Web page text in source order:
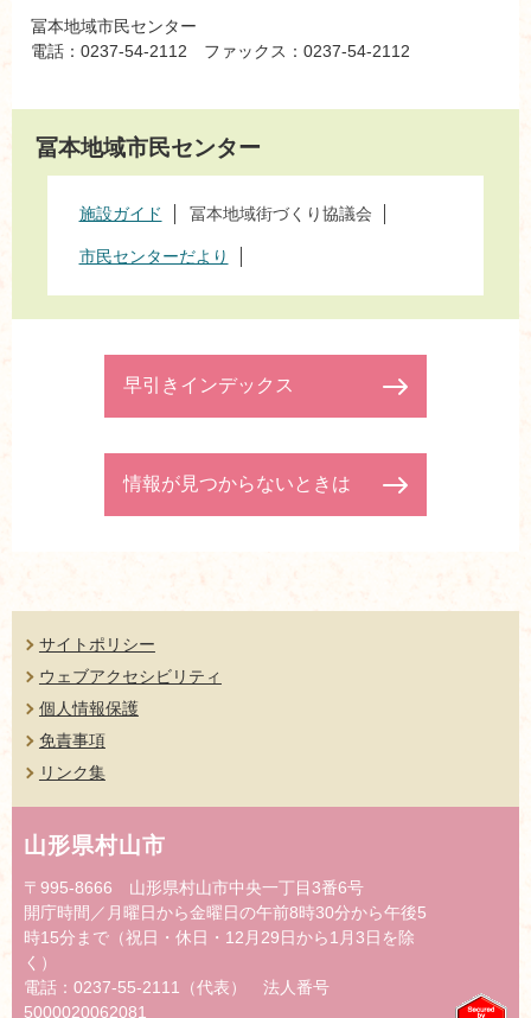
冨本地域市民センター
電話：0237-54-2112 ファックス：0237-54-2112
冨本地域市民センター
施設ガイド 冨本地域街づくり協議会
市民センターだより
早引きインデックス
情報が見つからないときは
サイトポリシー
ウェブアクセシビリティ
個人情報保護
免責事項
リンク集
山形県村山市
〒995-8666 山形県村山市中央一丁目3番6号
開庁時間／月曜日から金曜日の午前8時30分から午後5
時15分まで（祝日・休日・12月29日から1月3日を除
く）
電話：0237-55-2111（代表） 法人番号
5000020062081